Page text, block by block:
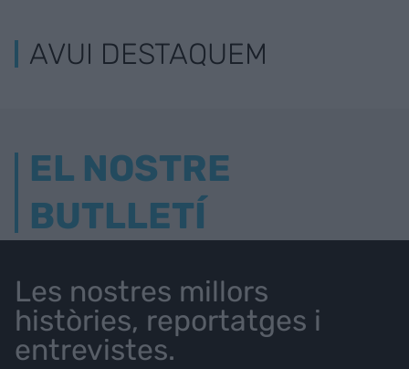
AVUI DESTAQUEM
EL NOSTRE
BUTLLETÍ
Les nostres millors
històries, reportatges i
entrevistes.